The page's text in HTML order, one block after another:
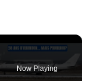
Now Playing